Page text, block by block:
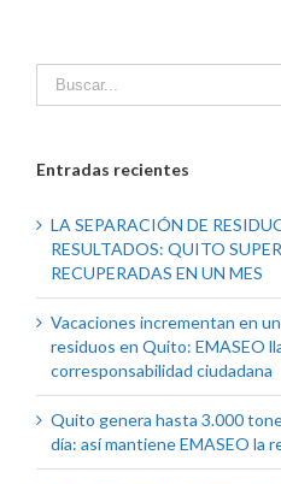
Entradas recientes
LA SEPARACIÓN DE
RESULTADOS: QUITO
RECUPERADAS EN UN MES
Vacaciones incrementan en
residuos en Quito: EMASEO
corresponsabilidad ciudadana
Quito genera hasta 3.000
día: así mantiene EMASEO la